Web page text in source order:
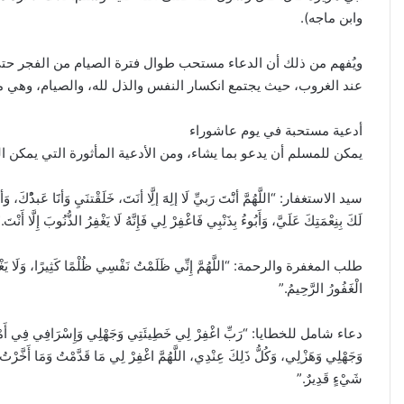
وابن ماجه).
ويُفهم من ذلك أن الدعاء مستحب طوال فترة الصيام من الفجر
عند الغروب، حيث يجتمع انكسار النفس والذل لله، والصيام، وهي
أدعية مستحبة في يوم عاشوراء
يمكن للمسلم أن يدعو بما يشاء، ومن الأدعية المأثورة التي يمكن
سيد الاستغفار: “اللَّهُمَّ أنَْتَ رَبيِّ لَا إلِهََ إلَِّا أنَتَ، خَلَقْتنَيِ وَأنََا
لَكَ بِنِعْمَتِكَ عَلَيَّ، وَأَبُوءُ بِذَنْبِي فَاغْفِرْ لِي فَإِنَّهُ لَا يَغْفِرُ الذُّنُوبَ إِلَّا
طلب المغفرة والرحمة: “اللَّهُمَّ إِنِّي ظَلَمْتُ نَفْسِي ظُلْمًا كَثِيرًا، وَلَا
الْغَفُورُ الرَّحِيمُ.”
دعاء شامل للخطايا: “رَبِّ اغْفِرْ لِي خَطِيئَتِي وَجَهْلِي وَإِسْرَافِي فِي
وَجَهْلِي وَهَزْلِي، وَكُلُّ ذَلِكَ عِنْدِي، اللَّهُمَّ اغْفِرْ لِي مَا قَدَّمْتُ وَمَا
شَيْءٍ قَدِيرٌ.”
بقوة
عن
ومصالحنا
إيران: لا محادثات مع
وبزشكيان: سندافع بقوة